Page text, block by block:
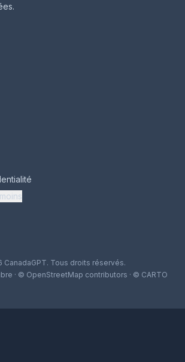
CanadaGPT. Tous droits réservés.
· © OpenStreetMap contributors · © CARTO